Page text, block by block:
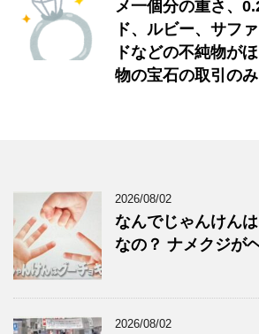
メ一個分の重さ、
ド、ルビー、サフ
ドなどの不純物が
物の宝石の取引のみ
2026/08/02
なんでじゃんけん
なの？ ナメクジが
2026/08/02